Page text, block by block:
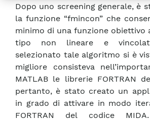
Dopo uno screening generale, è
la funzione “fmincon” che
minimo di una funzione obiettivo
tipo non lineare e
selezionato tale algoritmo si è
migliore consisteva
MATLAB le librerie FORTRAN
pertanto, è stato creato un
in grado di attivare in modo
FORTRAN del codice